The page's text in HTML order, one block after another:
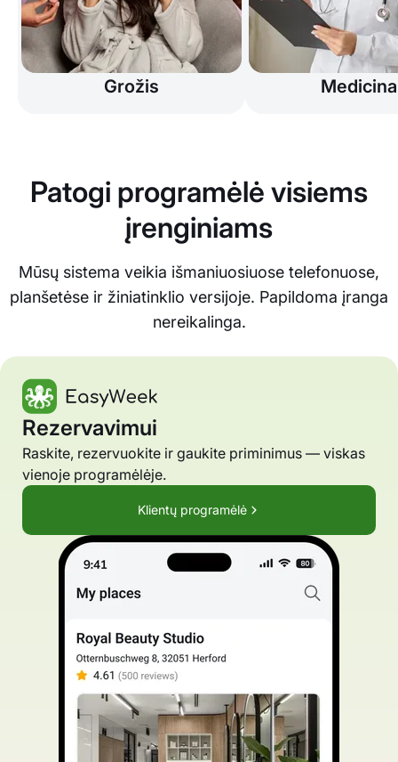
Grožis Medicina
Patogi programėlė visiems
įrenginiams
Mūsų sistema veikia išmaniuosiuose telefonuose,
planšetėse ir žiniatinklio versijoje. Papildoma įranga
nereikalinga.
Rezervavimui
Raskite, rezervuokite ir gaukite priminimus — viskas
vienoje programėlėje.
Klientų programėlė